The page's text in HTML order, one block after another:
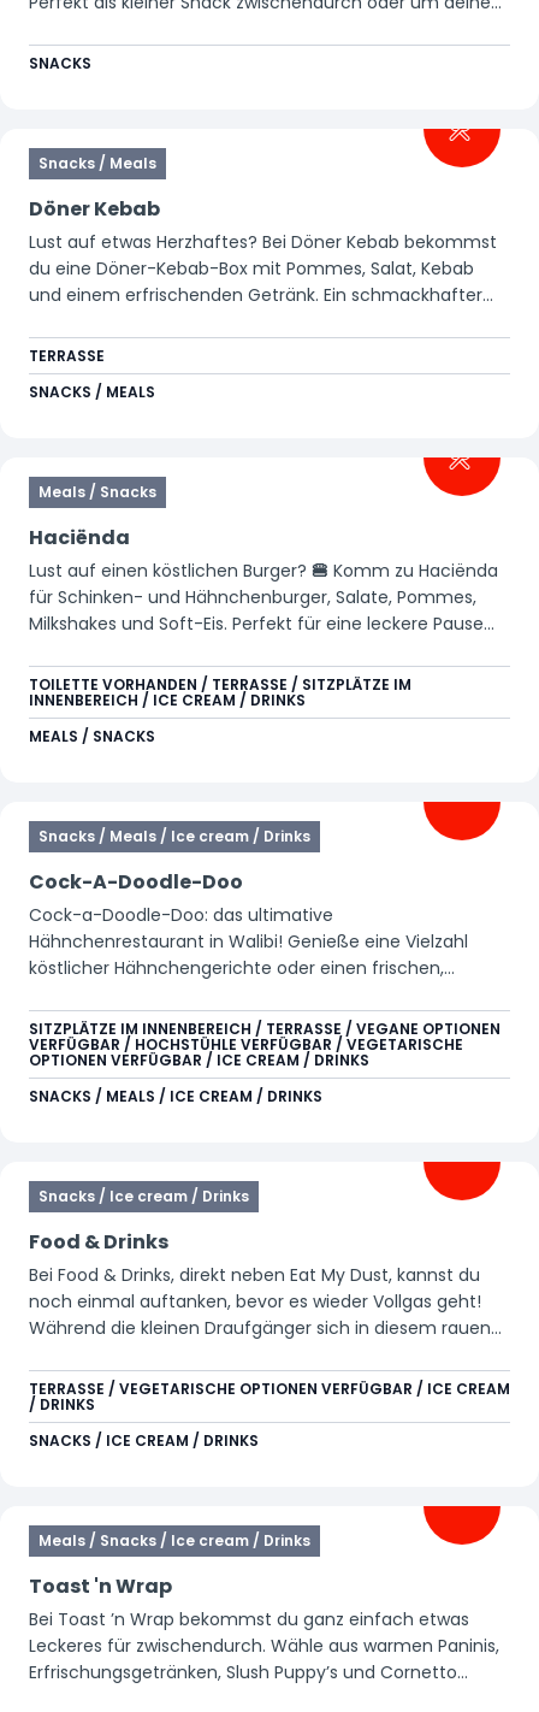
SNACKS
Snacks / Meals
Döner Kebab
Lust auf etwas Herzhaftes? Bei Döner Kebab bekommst
du eine Döner-Kebab-Box mit Pommes, Salat, Kebab
und einem erfrischenden Getränk. Ein schmackhafter
zwischendurch oder als komplette Mahlzeit.
TERRASSE
SNACKS / MEALS
Meals / Snacks
Haciënda
Lust auf einen köstlichen Burger? 🍔 Komm zu Haciënda
für Schinken- und Hähnchenburger, Salate, Pommes,
Milkshakes und Soft-Eis. Perfekt für eine leckere Pause
TOILETTE VORHANDEN / TERRASSE / SITZPLÄTZE IM
INNENBEREICH / ICE CREAM / DRINKS
MEALS / SNACKS
Snacks / Meals / Ice cream / Drinks
Cock-A-Doodle-Doo
Cock-a-Doodle-Doo: das ultimative
Hähnchenrestaurant in Walibi! Genieße eine Vielzahl
köstlicher Hähnchengerichte oder einen frischen,
Freunden oder deiner Familie und genieße knuspriges
Hähnchen und goldgelbe Pommes. Perfekt zum
Snacken, Teilen und Genießen! Kannst du dich schon auf
der schönen Terrasse in der Sonne sitzen sehen? Just
SITZPLÄTZE IM INNENBEREICH / TERRASSE / VEGANE OPTIONEN
VERFÜGBAR / HOCHSTÜHLE VERFÜGBAR / VEGETARISCHE
OPTIONEN VERFÜGBAR / ICE CREAM / DRINKS
SNACKS / MEALS / ICE CREAM / DRINKS
Snacks / Ice cream / Drinks
Food & Drinks
Bei Food & Drinks, direkt neben Eat My Dust, kannst du
noch einmal auftanken, bevor es wieder Vollgas geht!
Während die kleinen Draufgänger sich in diesem rauen
wohlverdienten Moment auf unserer Außenterrasse.
Gönn dir ein erfrischendes Eis oder ein eiskaltes Getränk
und lade dich für die nächste Herausforderung wieder
TERRASSE / VEGETARISCHE OPTIONEN VERFÜGBAR / ICE CREAM
/ DRINKS
SNACKS / ICE CREAM / DRINKS
Meals / Snacks / Ice cream / Drinks
Toast 'n Wrap
Bei Toast ’n Wrap bekommst du ganz einfach etwas
Leckeres für zwischendurch. Wähle aus warmen Paninis,
Erfrischungsgetränken, Slush Puppy’s und Cornetto